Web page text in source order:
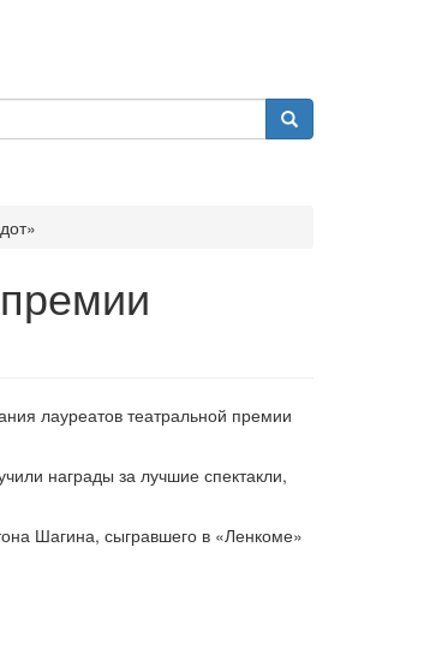
лауреатов театральной премии
награды за лучшие спектакли,
Шагина, сыгравшего в «Ленкоме»